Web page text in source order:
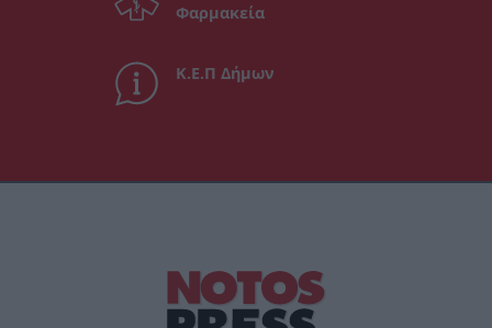
Φαρμακεία
Κ.Ε.Π Δήμων